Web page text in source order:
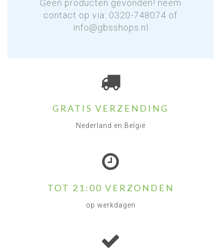
Geen producten gevonden! neem
contact op via: 0320-748074 of
info@gbsshops.nl
GRATIS VERZENDING
Nederland en België
TOT 21:00 VERZONDEN
op werkdagen